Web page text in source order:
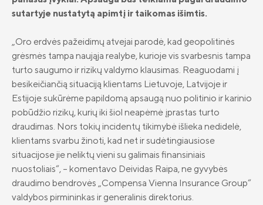
Investavimo kryptys
Kas yra investavimas?
Rizikų draudimas
Draudimas nuo vėžinių susirgimų
„OncoDrop“
Pensinio anuiteto draudimas
Papildomi draudimai
Gyvybės draudimo klientų DUK
„Compensa Life“ esminė informacija
draudėjui
ADB „Compensa Vienna Insurance
Group“ kontaktai
„Compensa Life Vienna Insurance Group
SE“ Lietuvos filialo kontaktai
Naujienos
Apie mus
Valdyba ir stebėtojų taryba
Tvarumas
Teisinė informacija
sutartyje nustatytą apimtį ir taikomas išimtis.
„Oro erdvės pažeidimų atvejai parodė, kad geopolitinės
grėsmės tampa naująja realybe, kurioje vis svarbesnis tampa
turto saugumo ir rizikų valdymo klausimas. Reaguodami į
besikeičiančią situaciją klientams Lietuvoje, Latvijoje ir
Estijoje sukūrėme papildomą apsaugą nuo politinio ir karinio
pobūdžio rizikų, kurių iki šiol neapėmė įprastas turto
draudimas. Nors tokių incidentų tikimybė išlieka nedidelė,
klientams svarbu žinoti, kad net ir sudėtingiausiose
situacijose jie neliktų vieni su galimais finansiniais
nuostoliais“, – komentavo Deividas Raipa, ne gyvybės
draudimo bendrovės „Compensa Vienna Insurance Group“
valdybos pirmininkas ir generalinis direktorius.